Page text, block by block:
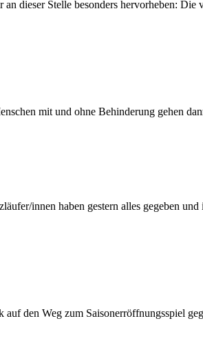
dieser Stelle besonders hervorheben:
mit und ohne Behinderung gehen
innen haben gestern alles gegeben
den Weg zum Saisonerröffnungsspiel